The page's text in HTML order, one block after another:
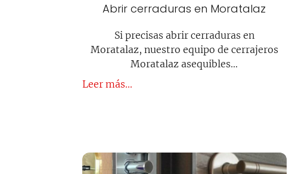
Abrir cerraduras en Moratalaz
Si precisas abrir cerraduras en
Moratalaz, nuestro equipo de cerrajeros
Moratalaz asequibles…
Leer más...